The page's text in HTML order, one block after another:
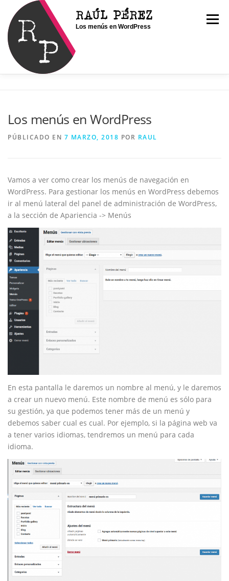
contenido
RAÚL PÉREZ
Los menús en WordPress
Menú
Los menús en WordPress
PÚBLICADO EN 7 MARZO, 2018 POR RAUL
Vamos a ver como crear los menús de navegación en
WordPress. Para gestionar los menús en WordPress debemos
ir al menú lateral del panel de administración de WordPress,
a la sección de Apariencia -> Menús
En esta pantalla le daremos un nombre al menú, y le daremos
a crear un nuevo menú. Este nombre de menú es sólo para
su gestión, ya que podemos tener más de un menú y
debemos saber cual es cual. Por ejemplo, si la página web va
a tener varios idiomas, tendremos un menú para cada
idioma.